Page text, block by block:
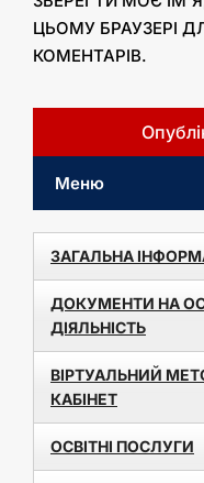
ЦЬОМУ БРАУЗЕРІ
КОМЕНТАРІВ.
Меню
ЗАГАЛЬНА
ДОКУМЕНТИ НА
ДІЯЛЬНІСТЬ
ВІРТУАЛЬНИЙ
КАБІНЕТ
ОСВІТНІ ПОСЛУГИ